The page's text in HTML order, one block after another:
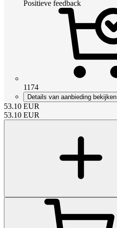
Positieve feedback
1174
Details van aanbieding bekijken
53.10 EUR
53.10 EUR